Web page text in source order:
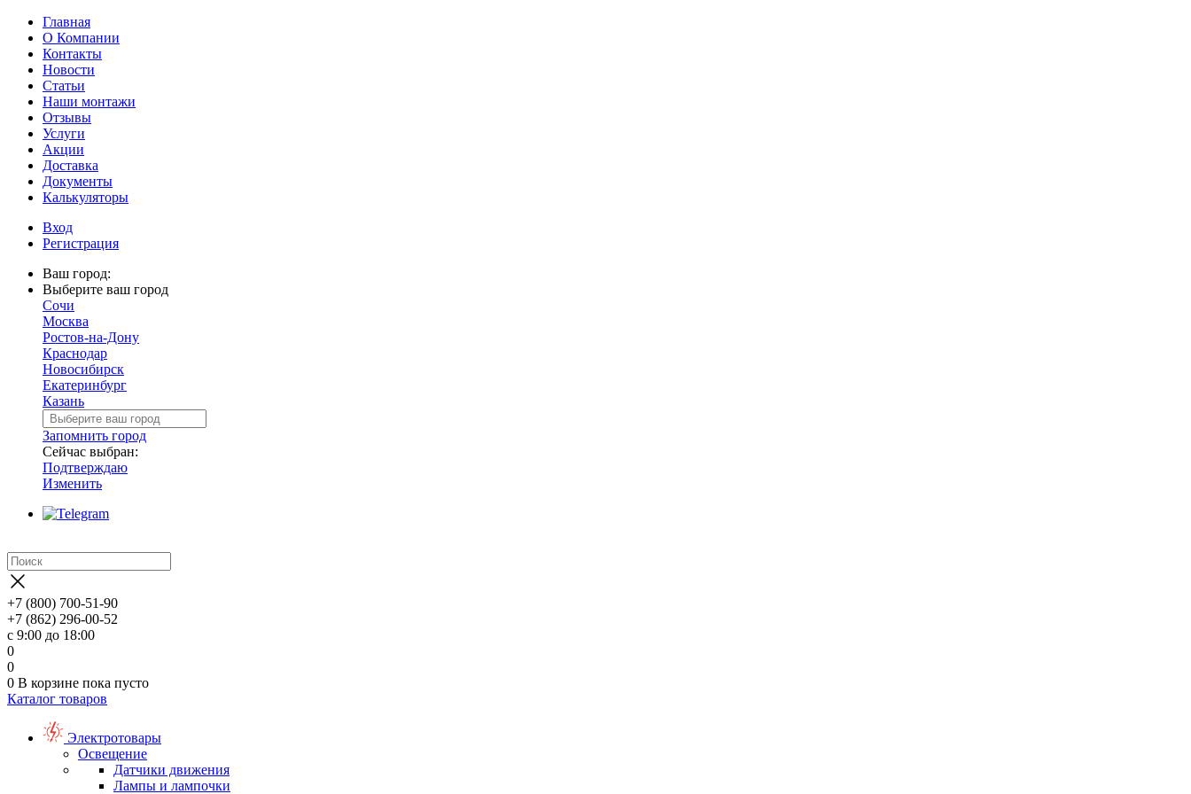
Главная
О Компании
Контакты
Новости
Статьи
Наши монтажи
Отзывы
Услуги
Акции
Доставка
Документы
Калькуляторы
Вход
Регистрация
Ваш город:
Выберите ваш город
Сочи
Москва
Ростов-на-Дону
Краснодар
Новосибирск
Екатеринбург
Казань
Запомнить город
Сейчас выбран:
Подтверждаю
Изменить
+7 (800) 700-51-90
+7 (862) 296-00-52
с 9:00 до 18:00
0
0
0 В корзине пока пусто
Каталог товаров
Электротовары
Освещение
Датчики движения
Лампы и лампочки